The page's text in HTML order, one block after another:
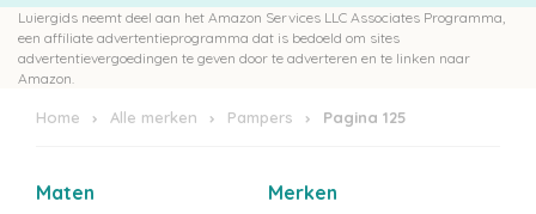
Luiergids neemt deel aan het Amazon Services LLC Associates Programma,
een affiliate advertentieprogramma dat is bedoeld om sites
advertentievergoedingen te geven door te adverteren en te linken naar
Amazon.
Home Alle merken Pampers Pagina 125
Maten Merken